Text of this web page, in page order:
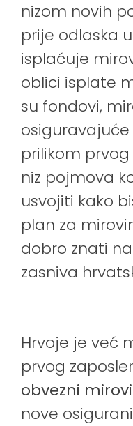
nizom novih
prije odlaska
isplaćuje
oblici isplate
su fondovi,
osiguravajuće
prilikom
niz pojmova
usvojiti kako
plan za
dobro znati
zasniva
Hrvoje je već
prvog
obvezni
nove